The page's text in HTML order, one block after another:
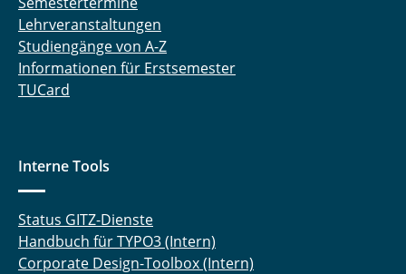
König Peer
Kurrat Christiane
Landrath Oliver
Liebsch Quentin
Lüdecke Marcel
Lehrveranstaltungen
Studiengänge von A-Z
Informationen für Erstsemester
TUCard
Interne Tools
Status GITZ-Dienste
Handbuch für TYPO3 (Intern)
Corporate Design-Toolbox (Intern)